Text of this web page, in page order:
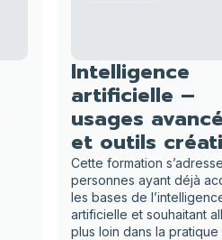
Intelligence
artificielle –
usages
et outils
Cette formation
personnes ayant déjà
les bases de
artificielle et souhaitant
plus loin dans la pratique